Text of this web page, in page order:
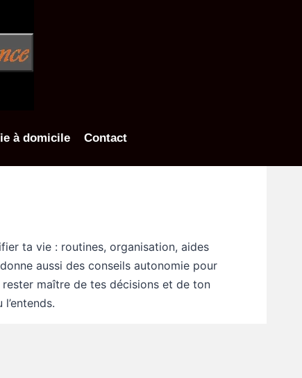
à domicile Contact
ta vie : routines, organisation, aides
aussi des conseils autonomie pour
rester maître de tes décisions et de ton